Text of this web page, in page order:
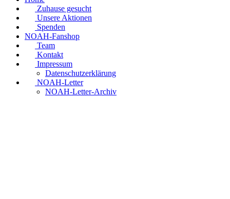
Zuhause gesucht
Unsere Aktionen
Spenden
NOAH-Fanshop
Team
Kontakt
Impressum
Datenschutzerklärung
NOAH-Letter
NOAH-Letter-Archiv